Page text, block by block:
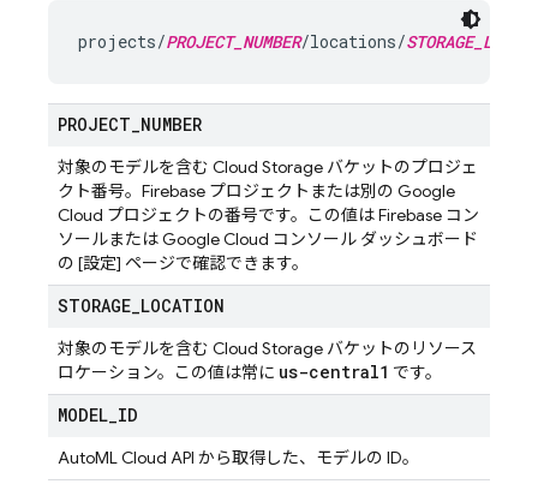
projects/PROJECT_NUMBER/locations/
PROJECT_NUMBER
対象のモデルを含む Cloud Storage バケットのプロジェ
クト番号。Firebase プロジェクトまたは別の Google
Cloud プロジェクトの番号です。この値はFirebase コン
ソールまたはGoogle Cloud コンソール ダッシュボード
の [設定] ページで確認できます。
STORAGE_LOCATION
対象のモデルを含む Cloud Storage バケットのリソース
ロケーション。この値は常に us-central1 です。
MODEL_ID
AutoML Cloud API から取得した、モデルの ID。